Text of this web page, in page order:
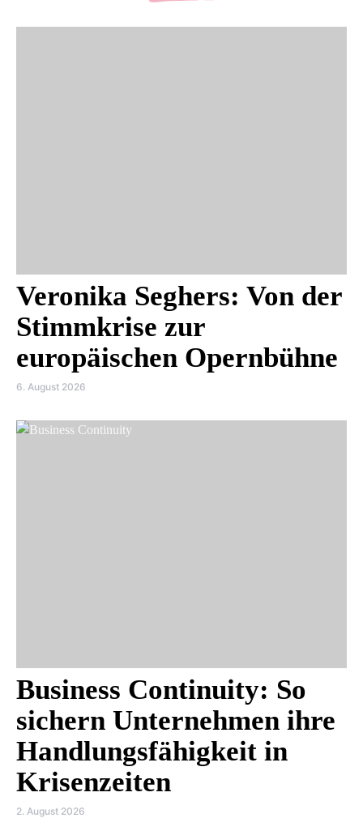
Veronika Seghers: Von der
Stimmkrise zur
europäischen Opernbühne
6. August 2026
Business Continuity: So
sichern Unternehmen ihre
Handlungsfähigkeit in
Krisenzeiten
2. August 2026